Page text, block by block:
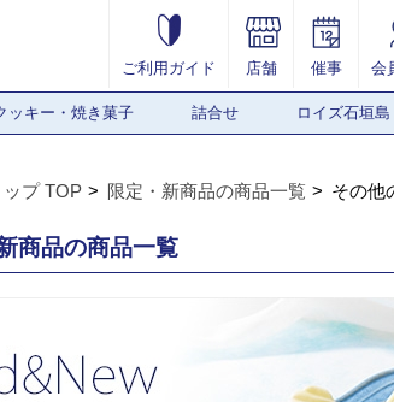
ご利用ガイド 店舗 催事 会
ッキー・焼き菓子 詰合せ ロイズ石垣島
プ TOP 限定・新商品の商品一覧 その他
商品の商品一覧